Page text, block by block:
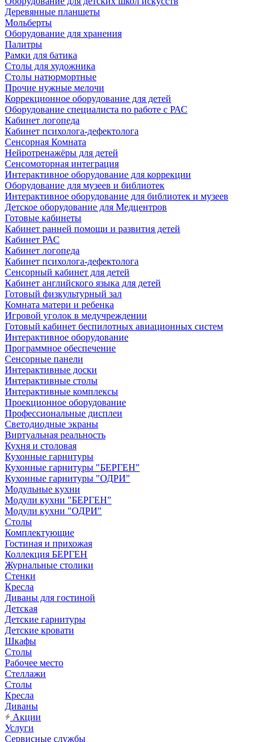
Деревянные планшеты
Мольберты
Оборудование для хранения
Палитры
Рамки для батика
Столы для художника
Столы натюрмортные
Прочие нужные мелочи
Коррекционное оборудование для детей
Оборудование специалиста по работе с РАС
Кабинет логопеда
Кабинет психолога-дефектолога
Сенсорная Комната
Нейротренажёры для детей
Сенсомоторная интеграция
Интерактивное оборудование для коррекции
Оборудование для музеев и библиотек
Интерактивное оборудование для библиотек и музеев
Детское оборудование для Медцентров
Готовые кабинеты
Кабинет ранней помощи и развития детей
Кабинет РАС
Кабинет логопеда
Кабинет психолога-дефектолога
Сенсорный кабинет для детей
Кабинет английского языка для детей
Готовый физкультурный зал
Комната матери и ребенка
Игровой уголок в медучреждении
Готовый кабинет беспилотных авиационных систем
Интерактивное оборудование
Программное обеспечение
Сенсорные панели
Интерактивные доски
Интерактивные столы
Интерактивные комплексы
Проекционное оборудование
Профессиональные дисплеи
Светодиодные экраны
Виртуальная реальность
Кухня и столовая
Кухонные гарнитуры
Кухонные гарнитуры "БЕРГЕН"
Кухонные гарнитуры "ОДРИ"
Модульные кухни
Модули кухни "БЕРГЕН"
Модули кухни "ОДРИ"
Столы
Комплектующие
Гостиная и прихожая
Коллекция БЕРГЕН
Журнальные столики
Стенки
Кресла
Диваны для гостиной
Детская
Детские гарнитуры
Детские кровати
Шкафы
Столы
Рабочее место
Стеллажи
Столы
Кресла
Диваны
Акции
Услуги
Сервисные службы